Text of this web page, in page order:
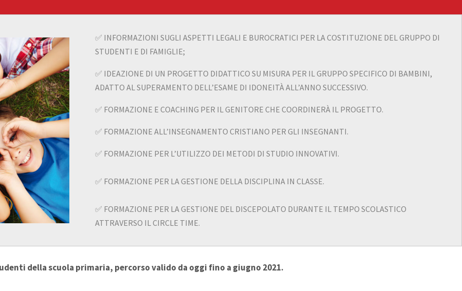
✅ INFORMAZIONI SUGLI ASPETTI LEGALI E BUROCRATICI PER LA COSTITUZIONE DEL GRUPPO DI
STUDENTI E DI FAMIGLIE;
✅ IDEAZIONE DI UN PROGETTO DIDATTICO SU MISURA PER IL GRUPPO SPECIFICO DI BAMBINI,
ADATTO AL SUPERAMENTO DELL’ESAME DI IDONEITÀ ALL’ANNO SUCCESSIVO.
✅ FORMAZIONE E COACHING PER IL GENITORE CHE COORDINERÀ IL PROGETTO.
✅ FORMAZIONE ALL’INSEGNAMENTO CRISTIANO PER GLI INSEGNANTI.
✅ FORMAZIONE PER L’UTILIZZO DEI METODI DI STUDIO INNOVATIVI.
✅ FORMAZIONE PER LA GESTIONE DELLA DISCIPLINA IN CLASSE.
✅ FORMAZIONE PER LA GESTIONE DEL DISCEPOLATO DURANTE IL TEMPO SCOLASTICO
ATTRAVERSO IL CIRCLE TIME.
della scuola primaria, percorso valido da oggi fino a giugno 2021.